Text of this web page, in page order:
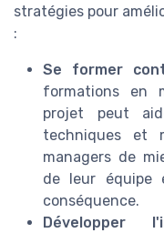
stratégies pour
:
Se former
formations en
projet peut
techniques et
managers de
de leur équipe
conséquence.
Développer